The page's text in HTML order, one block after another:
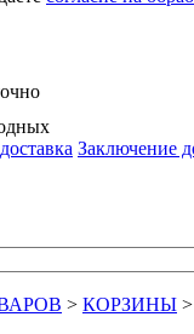
Заключение
> КОРЗИНЫ >